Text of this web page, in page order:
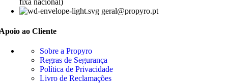
fixa nacional)
geral@propyro.pt
ao Cliente
Sobre a Propyro
Regras de Segurança
Política de Privacidade
Livro de Reclamações